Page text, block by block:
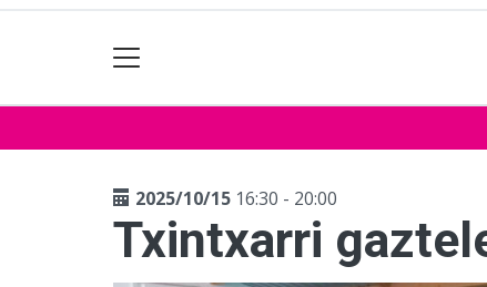
2025/10/15 16:30 - 20:00
Txintxarri